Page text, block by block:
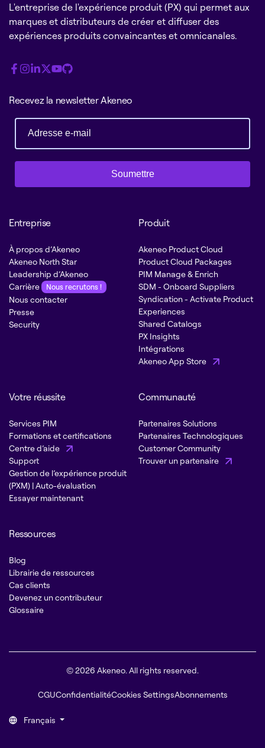
L'entreprise de l'expérience produit (PX) qui permet aux
marques et distributeurs de créer et diffuser des
expériences produits convaincantes et omnicanales.
Recevez la newsletter Akeneo
Soumettre
Entreprise
À propos d’Akeneo
Akeneo North Star
Leadership d’Akeneo
Carrière
Nous recrutons !
Nous contacter
Presse
Security
Produit
Akeneo Product Cloud
Product Cloud Packages
PIM Manage & Enrich
SDM - Onboard Suppliers
Syndication - Activate Product
Experiences
Shared Catalogs
PX Insights
Intégrations
Akeneo App Store
Votre réussite
Services PIM
Formations et certifications
Centre d’aide
Support
Gestion de l’expérience produit
(PXM) | Auto-évaluation
Essayer maintenant
Communauté
Partenaires Solutions
Partenaires Technologiques
Customer Community
Trouver un partenaire
Ressources
Blog
Librairie de ressources
Cas clients
Devenez un contributeur
Glossaire
© 2026 Akeneo. All rights reserved.
CGUConfidentialitéCookies SettingsAbonnements
Français